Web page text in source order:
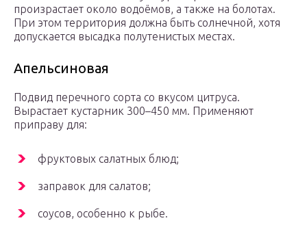
произрастает около водоёмов, а также на болотах.
При этом территория должна быть солнечной, хотя
допускается высадка полутенистых местах.
Апельсиновая
Подвид перечного сорта со вкусом цитруса.
Вырастает кустарник 300–450 мм. Применяют
приправу для:
фруктовых салатных блюд;
заправок для салатов;
соусов, особенно к рыбе.